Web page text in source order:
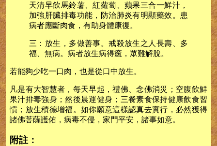
天清早飲馬鈴薯、紅蘿蔔、蘋果三合一鮮汁，
加強肝臟排毒功能，防治肺炎有明顯藥效。患
病者應斷肉食，有助身體康復。
三：放生，多做善事。戒殺放生之人長壽、多
福、無病。病者放生病得癒，眾難解脫。
若能夠少吃一口肉，也是從口中放生。
凡是有大智慧者，每天早起，禮佛、念佛消災；空腹飲鮮
果汁排毒強身；然後晨運健身；三餐素食保持健康飲食習
慣；放生積德增福。如你願意這樣認真去實行，必然獲得
諸佛菩薩護佑，病毒不侵，家門平安，諸事如意。
附註：